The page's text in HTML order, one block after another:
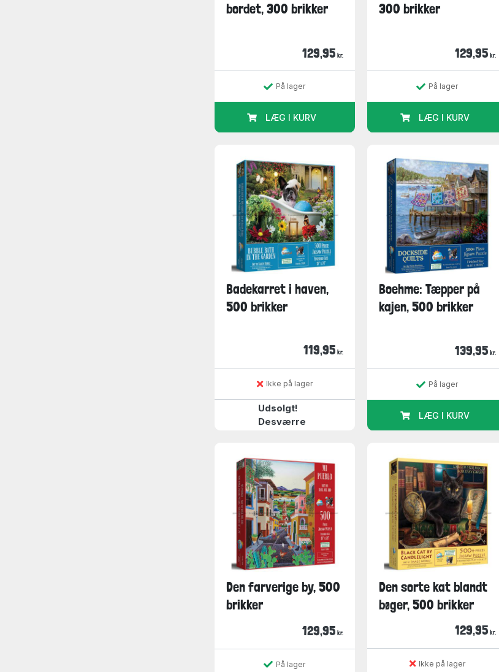
bordet, 300 brikker
129,95 kr.
På lager
LÆG I KURV
300 brikker
129,95 kr.
På lager
LÆG I KURV
Badekarret i haven,
500 brikker
119,95 kr.
Ikke på lager
Udsolgt!
Desværre
Boehme: Tæpper på
kajen, 500 brikker
139,95 kr.
På lager
LÆG I KURV
Den farverige by, 500
brikker
129,95 kr.
På lager
Den sorte kat blandt
bøger, 500 brikker
129,95 kr.
Ikke på lager